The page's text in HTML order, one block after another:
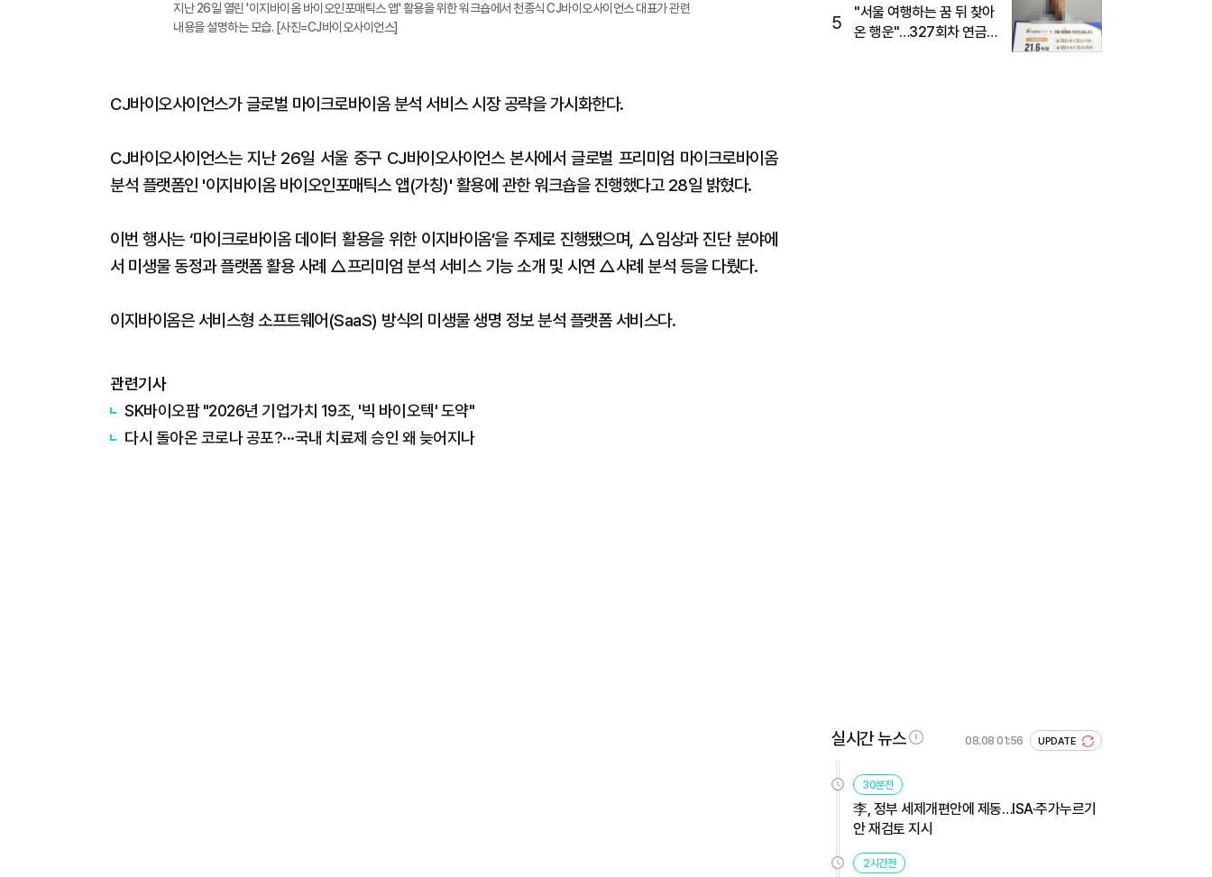
지난 26일 열린 '이지바이옴 바이오인포매틱스 앱' 활용을 위한 워크숍에서 천종식 CJ바이오사이언스 대표가 관련
내용을 설명하는 모습. [사진=CJ바이오사이언스]
CJ바이오사이언스가 글로벌 마이크로바이옴 분석 서비스 시장 공략을 가시화한다.
CJ바이오사이언스는 지난 26일 서울 중구 CJ바이오사이언스 본사에서 글로벌 프리미엄 마이크로바이옴
분석 플랫폼인 '이지바이옴 바이오인포매틱스 앱(가칭)' 활용에 관한 워크숍을 진행했다고 28일 밝혔다.
이번 행사는 ‘마이크로바이옴 데이터 활용을 위한 이지바이옴’을 주제로 진행됐으며, △임상과 진단 분야에
서 미생물 동정과 플랫폼 활용 사례 △프리미엄 분석 서비스 기능 소개 및 시연 △사례 분석 등을 다뤘다.
이지바이옴은 서비스형 소프트웨어(SaaS) 방식의 미생물 생명 정보 분석 플랫폼 서비스다.
관련기사
SK바이오팜 "2026년 기업가치 19조, '빅 바이오텍' 도약"
다시 돌아온 코로나 공포?···국내 치료제 승인 왜 늦어지나
5
"서울 여행하는 꿈 뒤 찾아
온 행운"…327회차 연금
실시간 뉴스 08.08 01:56 UPDATE
30분전
李, 정부 세제개편안에 제동…ISA·주가누르기
안 재검토 지시
2시간전